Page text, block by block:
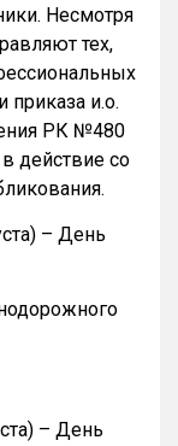
Несмотря
тех,
приказа и.о.
РК №480
действие со
– День
– День